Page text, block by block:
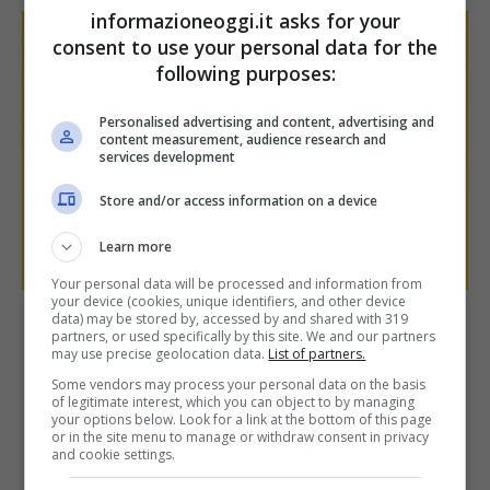
BTP: nuova asta titoli di Stato a
5 e 10 anni, si parte dal 29
marzo
27 Marzo 2022 Claudia Savanelli
informazioneoggi.it asks for your
consent to use your personal data for the
following purposes:
Personalised advertising and content, advertising and
content measurement, audience research and
services development
Store and/or access information on a device
Learn more
Your personal data will be processed and information from
your device (cookies, unique identifiers, and other device
data) may be stored by, accessed by and shared with 319
partners, or used specifically by this site. We and our partners
may use precise geolocation data. List of partners.
Some vendors may process your personal data on the basis
of legitimate interest, which you can object to by managing
your options below. Look for a link at the bottom of this page
or in the site menu to manage or withdraw consent in privacy
and cookie settings.